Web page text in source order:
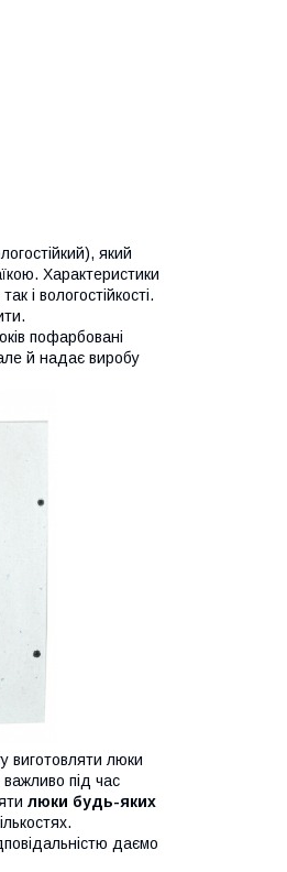
який
Характеристики
і вологостійкості.
пофарбовані
й надає виробу
виготовляти люки
під час
люки будь-яких
даємо